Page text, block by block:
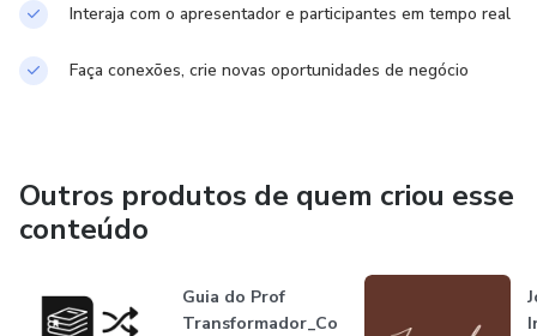
Interaja com o apresentador e participantes em tempo real
Faça conexões, crie novas oportunidades de negócio
Outros produtos de quem criou esse
conteúdo
Guia do Prof
Transformador_Co